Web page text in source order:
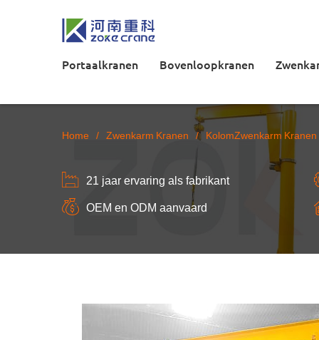
Portaalkranen Bovenloopkranen
Home / Zwenkarm Kranen / KolomZwenkarm Kranen
21 jaar ervaring als fabrikant
OEM en ODM aanvaard